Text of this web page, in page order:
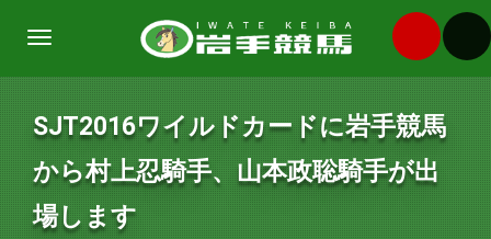
Toggle
SJT2016ワイルドカードに岩手競馬
から村上忍騎手、山本政聡騎手が出
場します